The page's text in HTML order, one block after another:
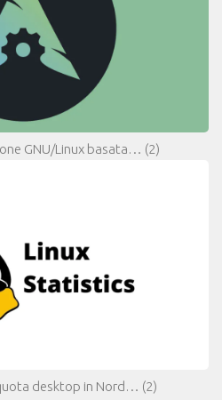
GNU/Linux basata… (2)
desktop in Nord… (2)